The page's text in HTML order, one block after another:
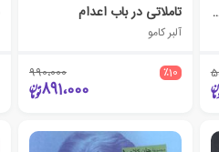
منطقه تاملاتی در باب اعدام
آلبر کامو
٪10 990،000
891،000